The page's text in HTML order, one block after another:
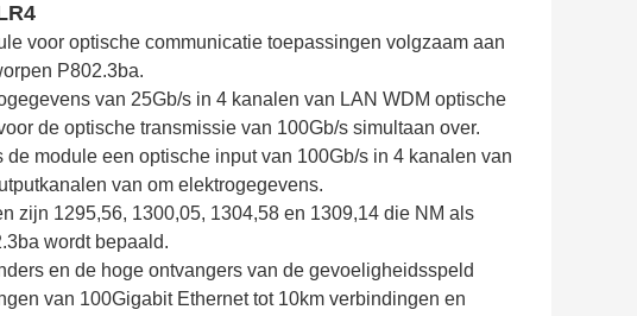
voor optische communicatie toepassingen volgzaam aan
P802.3ba.
van 25Gb/s in 4 kanalen van LAN WDM optische
de optische transmissie van 100Gb/s simultaan over.
module een optische input van 100Gb/s in 4 kanalen van
van om elektrogegevens.
zijn 1295,56, 1300,05, 1304,58 en 1309,14 die NM als
wordt bepaald.
en de hoge ontvangers van de gevoeligheidsspeld
van 100Gigabit Ethernet tot 10km verbindingen en